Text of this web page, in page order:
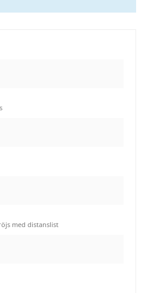
med distanslist